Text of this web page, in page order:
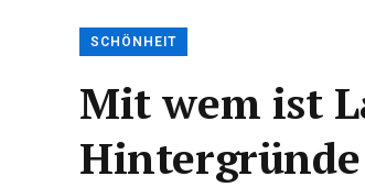
SCHÖNHEIT
Mit wem ist